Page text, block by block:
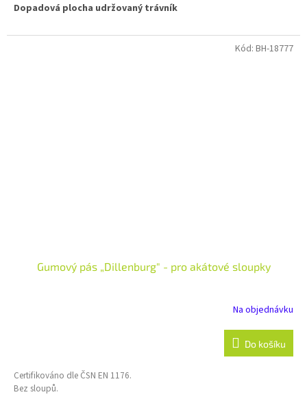
Dopadová plocha udržovaný trávník
!! Nutná speciální doprava!!Dle vzdálenosti, bude upřesněno po
Gumový pás „Dillenburg" - pro akátové sloupky
Na objednávku
Do košíku
Certifikováno dle ČSN EN 1176.
Bez sloupů.
Kód: BH-18777